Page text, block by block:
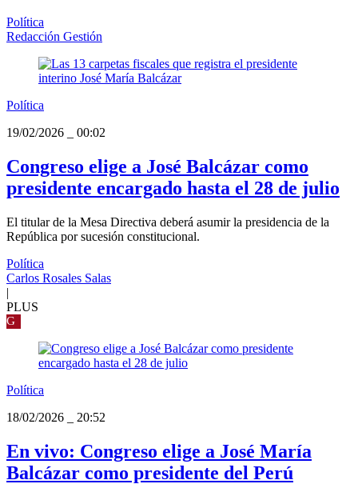
Política
Redacción Gestión
Política
19/02/2026
00:02
Congreso elige a José Balcázar como
presidente encargado hasta el 28 de julio
El titular de la Mesa Directiva deberá asumir la presidencia de la
República por sucesión constitucional.
Política
Carlos Rosales Salas
|
PLUS
G
Política
18/02/2026
20:52
En vivo: Congreso elige a José María
Balcázar como presidente del Perú